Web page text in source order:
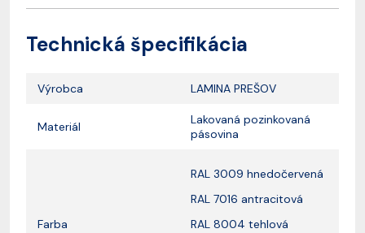
Technická špecifikácia
Výrobca LAMINA PREŠOV
Materiál
Lakovaná pozinkovaná
pásovina
Farba
RAL 3009 hnedočervená
RAL 7016 antracitová
RAL 8004 tehlová